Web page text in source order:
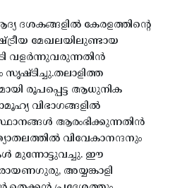
ദശകങ്ങളിൽ കേരളത്തിന്റെ
മേഖലയിലുണ്ടായ
വളർന്നുവരുന്നതിൻ
രൂപപ്പെട്ട ആധുനിക
വിഭാഗങ്ങളിൽ
ആരംഭിക്കുന്നതിൻ
വിവേകാനന്ദനും
മുന്നോട്ടുവച്ചു. ഈ
അയ്യങ്കാളി